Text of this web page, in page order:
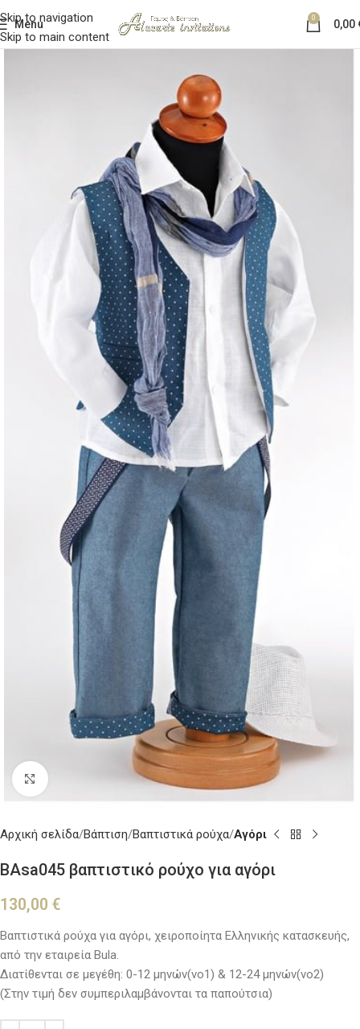
Skip to navigation
Skip to main content
Menu 0 0,00
Κλικ για μεγέθυνση
Αρχική σελίδα Βάπτιση Βαπτιστικά ρούχα Αγόρι
BAsa045 βαπτιστικό ρούχο για αγόρι
130,00 €
Βαπτιστικά ρούχα για αγόρι, χειροποίητα Ελληνικής κατασκευής,
από την εταιρεία Bula.
Διατίθενται σε μεγέθη: 0-12 μηνών(νο1) & 12-24 μηνών(νο2)
(Στην τιμή δεν συμπεριλαμβάνονται τα παπούτσια)